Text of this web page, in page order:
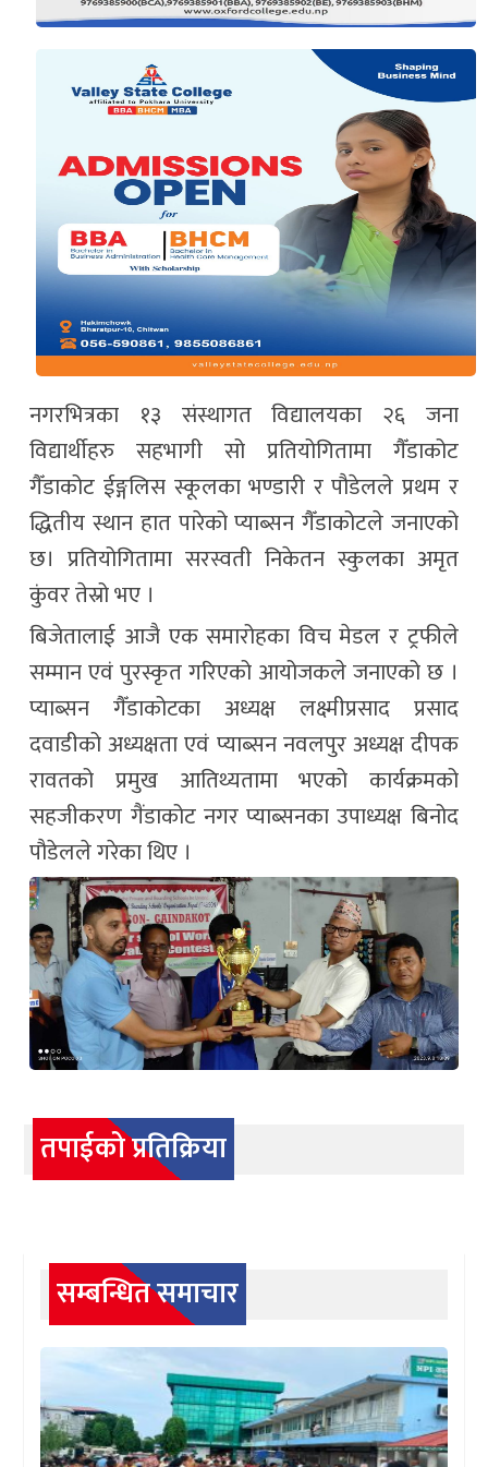
नगरभित्रका १३ संस्थागत विद्यालयका २६ जना
विद्यार्थीहरु सहभागी सो प्रतियोगितामा गैँडाकोट
गैँडाकोट ईङ्गलिस स्कूलका भण्डारी र पौडेलले प्रथम र
द्धितीय स्थान हात पारेको प्याब्सन गैँडाकोटले जनाएको
छ। प्रतियोगितामा सरस्वती निकेतन स्कुलका अमृत
कुंवर तेस्रो भए ।
बिजेतालाई आजै एक समारोहका विच मेडल र ट्रफीले
सम्मान एवं पुरस्कृत गरिएको आयोजकले जनाएको छ ।
प्याब्सन गैँडाकोटका अध्यक्ष लक्ष्मीप्रसाद प्रसाद
दवाडीको अध्यक्षता एवं प्याब्सन नवलपुर अध्यक्ष दीपक
रावतको प्रमुख आतिथ्यतामा भएको कार्यक्रमको
सहजीकरण गैंडाकोट नगर प्याब्सनका उपाध्यक्ष बिनोद
पौडेलले गरेका थिए ।
तपाईको प्रतिक्रिया
सम्बन्धित समाचार